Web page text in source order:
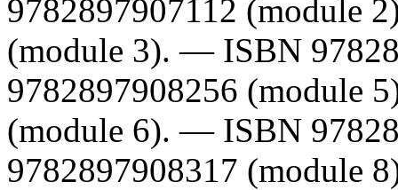
9782897907112 (module
(module 3). — ISBN
9782897908256 (module
(module 6). — ISBN
9782897908317 (module